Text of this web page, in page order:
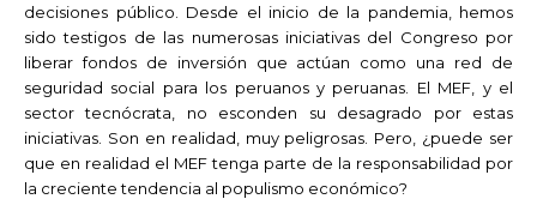
decisiones público. Desde el inicio de la pandemia, hemos
sido testigos de las numerosas iniciativas del Congreso por
liberar fondos de inversión que actúan como una red de
seguridad social para los peruanos y peruanas. El MEF, y el
sector tecnócrata, no esconden su desagrado por estas
iniciativas. Son en realidad, muy peligrosas. Pero, ¿puede ser
que en realidad el MEF tenga parte de la responsabilidad por
la creciente tendencia al populismo económico?